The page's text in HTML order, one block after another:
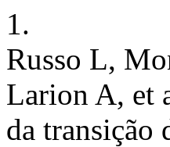
1.
Russo L,
Larion A, et
da transição